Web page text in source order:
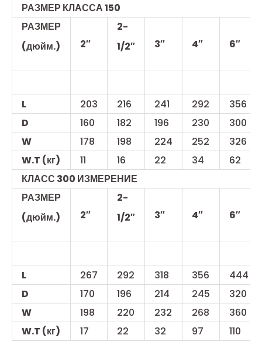
РАЗМЕР КЛАССА 150
РАЗМЕР
(дюйм.)
2″
2-
1/2″
3″ 4″ 6″
L 203 216 241 292
356
D
160 182 196 230
300
W
178 198 224 252
326
W.T (кг)
11 16 22 34
62
КЛАСС 300 ИЗМЕРЕНИЕ
РАЗМЕР
(дюйм.)
2″
2-
1/2″
3″ 4″ 6″
L 267 292 318 356
444
D
170 196 214 245
320
W
198 220 232 268
360
W.T (кг)
17 22 32 97
110